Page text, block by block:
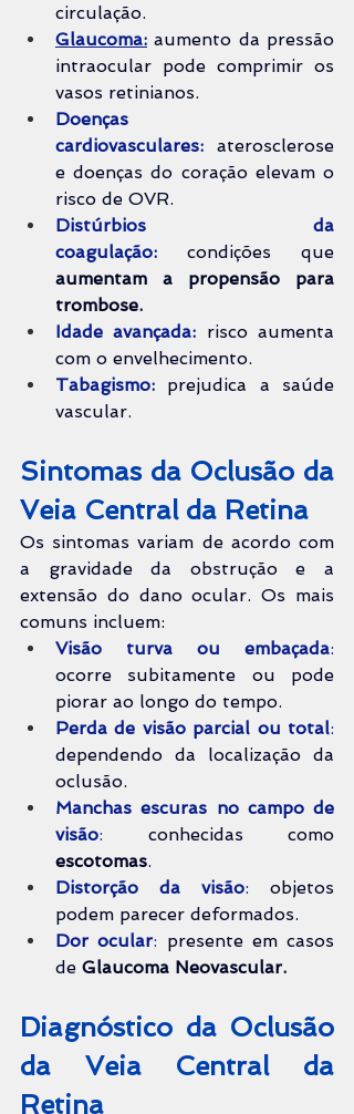
circulação.
Glaucoma: aumento da pressão
intraocular pode comprimir os
vasos retinianos.
Doenças
cardiovasculares: aterosclerose
e doenças do coração elevam o
risco de OVR.
Distúrbios da
coagulação:
aumentam a propensão para
trombose.
Idade avançada: risco aumenta
com o envelhecimento.
Tabagismo:
prejudica a saúde
vascular.
Sintomas da Oclusão da
Veia Central da Retina
Os sintomas variam de acordo com
a gravidade da obstrução e a
extensão do dano ocular. Os mais
comuns incluem:
Visão turva ou embaçada:
ocorre subitamente ou pode
piorar ao longo do tempo.
Perda de visão parcial ou total:
dependendo da localização da
oclusão.
Manchas escuras no campo de
visão:
escotomas.
Distorção da visão: objetos
podem parecer deformados.
Dor ocular: presente em casos
de Glaucoma Neovascular.
Diagnóstico da Oclusão
da Veia Central da
Retina